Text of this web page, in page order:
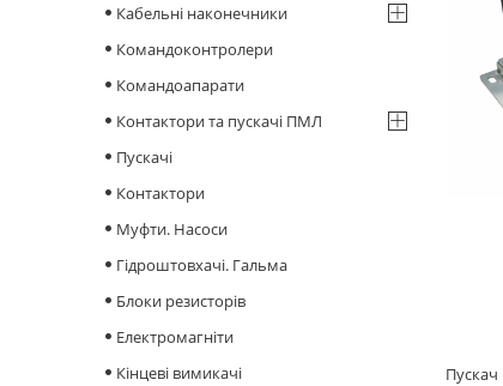
Пускач
Кабельні наконечники
Командоконтролери
Командоапарати
Контактори та пускачі ПМЛ
Пускачі
Контактори
Муфти. Насоси
Гідроштовхачі. Гальма
Блоки резисторів
Електромагніти
Кінцеві вимикачі